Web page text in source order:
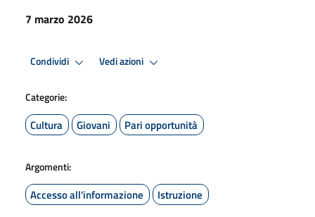
7 marzo 2026
Condividi Vedi azioni
Categorie:
Cultura Giovani Pari opportunità
Argomenti:
Accesso all'informazione Istruzione